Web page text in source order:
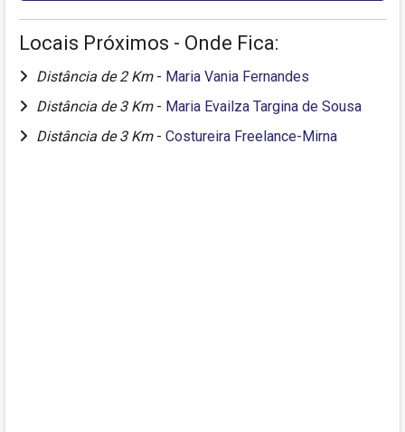
Locais Próximos - Onde Fica:
Distância de 2 Km - Maria Vania Fernandes
Distância de 3 Km - Maria Evailza Targina de Sousa
Distância de 3 Km - Costureira Freelance-Mirna